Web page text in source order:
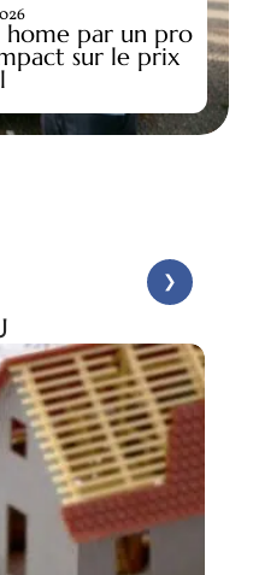
home par un pro
sur le prix